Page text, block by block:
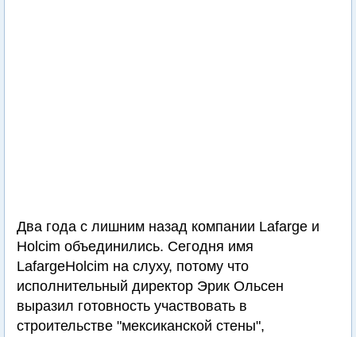
Два года с лишним назад компании Lafarge и
Holcim объединились. Сегодня имя
LafargeHolcim на слуху, потому что
исполнительный директор Эрик Ольсен
выразил готовность участвовать в
строительстве "мексиканской стены",